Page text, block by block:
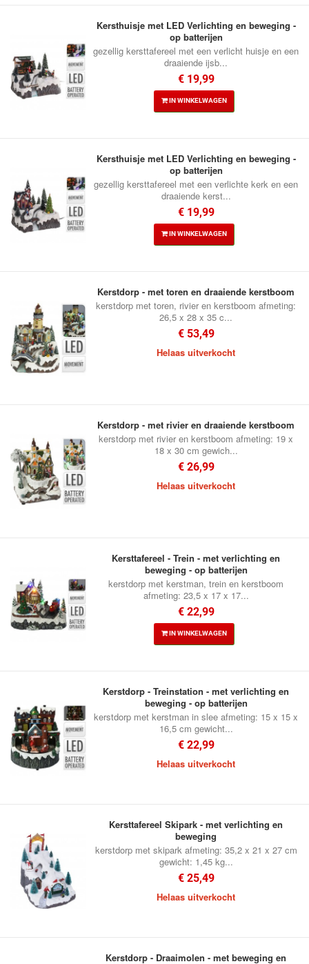
Kersthuisje met LED Verlichting en beweging -
op batterijen
gezellig kersttafereel met een verlicht huisje en een
draaiende ijsb...
€ 19,99
IN WINKELWAGEN
Kersthuisje met LED Verlichting en beweging -
op batterijen
gezellig kersttafereel met een verlichte kerk en een
draaiende kerst...
€ 19,99
IN WINKELWAGEN
Kerstdorp - met toren en draaiende kerstboom
kerstdorp met toren, rivier en kerstboom afmeting:
26,5 x 28 x 35 c...
€ 53,49
Helaas uitverkocht
Kerstdorp - met rivier en draaiende kerstboom
kerstdorp met rivier en kerstboom afmeting: 19 x
18 x 30 cm gewich...
€ 26,99
Helaas uitverkocht
Kersttafereel - Trein - met verlichting en
beweging - op batterijen
kerstdorp met kerstman, trein en kerstboom
afmeting: 23,5 x 17 x 17...
€ 22,99
IN WINKELWAGEN
Kerstdorp - Treinstation - met verlichting en
beweging - op batterijen
kerstdorp met kerstman in slee afmeting: 15 x 15 x
16,5 cm gewicht...
€ 22,99
Helaas uitverkocht
Kersttafereel Skipark - met verlichting en
beweging
kerstdorp met skipark afmeting: 35,2 x 21 x 27 cm
gewicht: 1,45 kg...
€ 25,49
Helaas uitverkocht
Kerstdorp - Draaimolen - met beweging en